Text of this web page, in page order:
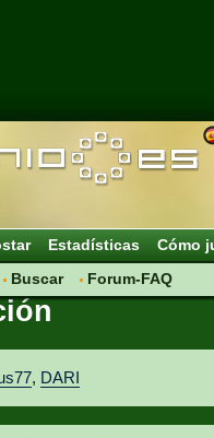
Estadísticas Cómo
Buscar Forum-FAQ
, DARI